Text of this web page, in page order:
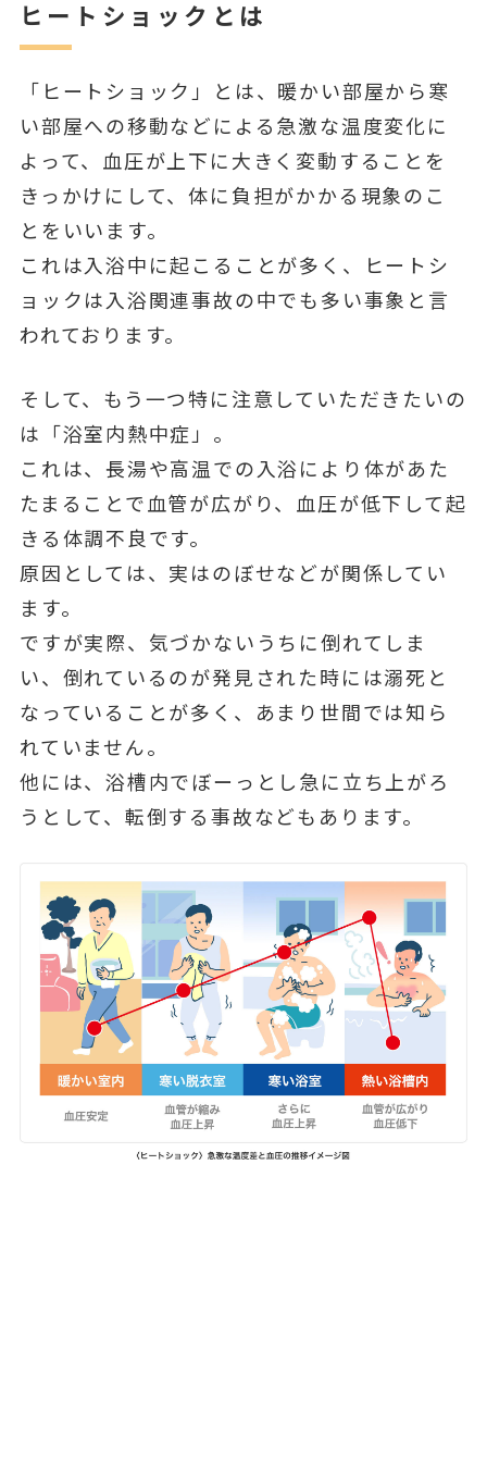
ヒートショックとは
「ヒートショック」とは、暖かい部屋から寒
い部屋への移動などによる急激な温度変化に
よって、血圧が上下に大きく変動することを
きっかけにして、体に負担がかかる現象のこ
とをいいます。
これは入浴中に起こることが多く、ヒートシ
ョックは入浴関連事故の中でも多い事象と言
われております。
そして、もう一つ特に注意していただきたいの
は「浴室内熱中症」。
これは、長湯や高温での入浴により体があた
たまることで血管が広がり、血圧が低下して起
きる体調不良です。
原因としては、実はのぼせなどが関係してい
ます。
ですが実際、気づかないうちに倒れてしま
い、倒れているのが発見された時には溺死と
なっていることが多く、あまり世間では知ら
れていません。
他には、浴槽内でぼーっとし急に立ち上がろ
うとして、転倒する事故などもあります。